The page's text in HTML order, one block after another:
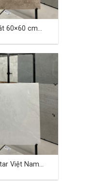
60×60 cm
Việt Nam